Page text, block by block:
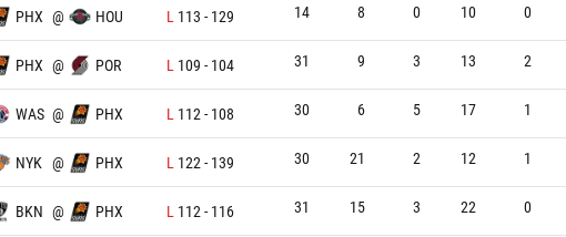
PHX @ HOU L 113 - 129 14 8 0 10 0
PHX @ POR L 109 - 104 31 9 3 13 2
WAS @ PHX L 112 - 108 30 6 5 17 1
NYK @ PHX L 122 - 139 30 21 2 12 1
BKN @ PHX L 112 - 116 31 15 3 22 0